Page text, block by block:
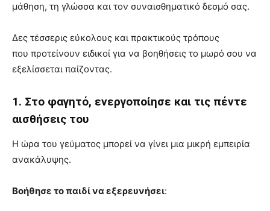
μάθηση, τη γλώσσα και τον συναισθηματικό δεσμό σας.
Δες τέσσερις εύκολους και πρακτικούς τρόπους
που προτείνουν ειδικοί για να βοηθήσεις το μωρό σου να
εξελίσσεται παίζοντας.
1. Στο φαγητό, ενεργοποίησε και τις πέντε
αισθήσεις του
Η ώρα του γεύματος μπορεί να γίνει μια μικρή εμπειρία
ανακάλυψης.
Βοήθησε το παιδί να εξερευνήσει: